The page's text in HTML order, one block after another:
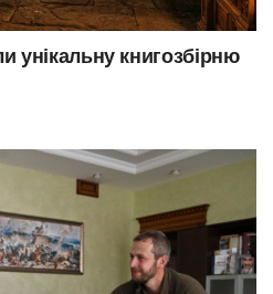
унікальну книгозбірню